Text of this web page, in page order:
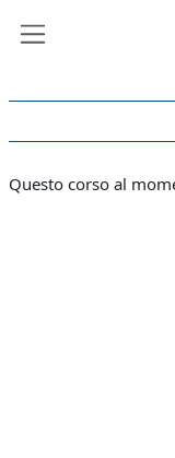
Questo corso al